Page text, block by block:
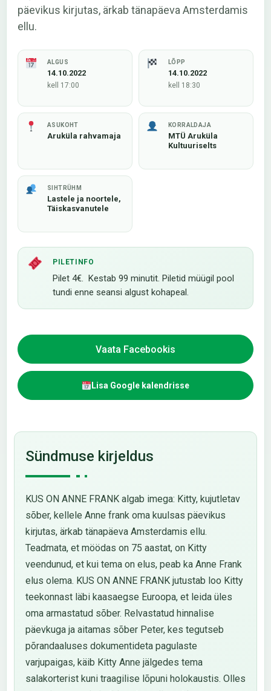
päevikus kirjutas, ärkab tänapäeva Amsterdamis
ellu.
ALGUS
14.10.2022
kell 17:00
LÕPP
14.10.2022
kell 18:30
ASUKOHT
Aruküla rahvamaja
KORRALDAJA
MTÜ Aruküla
Kultuuriselts
SIHTRÜHM
Lastele ja noortele,
Täiskasvanutele
PILETINFO
Pilet 4€. Kestab 99 minutit. Piletid müügil pool
tundi enne seansi algust kohapeal.
Vaata Facebookis
Lisa Google kalendrisse
Sündmuse kirjeldus
KUS ON ANNE FRANK algab imega: Kitty, kujutletav
sõber, kellele Anne frank oma kuulsas päevikus
kirjutas, ärkab tänapäeva Amsterdamis ellu.
Teadmata, et möödas on 75 aastat, on Kitty
veendunud, et kui tema on elus, peab ka Anne Frank
elus olema. KUS ON ANNE FRANK jutustab loo Kitty
teekonnast läbi kaasaegse Euroopa, et leida üles
oma armastatud sõber. Relvastatud hinnalise
päevkuga ja aitamas sõber Peter, kes tegutseb
põrandaaluses dokumentideta pagulaste
varjupaigas, käib Kitty Anne jälgedes tema
salakorterist kuni traagilise lõpuni holokaustis. Olles